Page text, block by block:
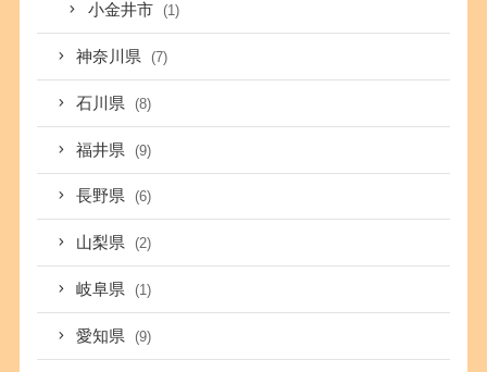
小金井市 (1)
神奈川県 (7)
石川県 (8)
福井県 (9)
長野県 (6)
山梨県 (2)
岐阜県 (1)
愛知県 (9)